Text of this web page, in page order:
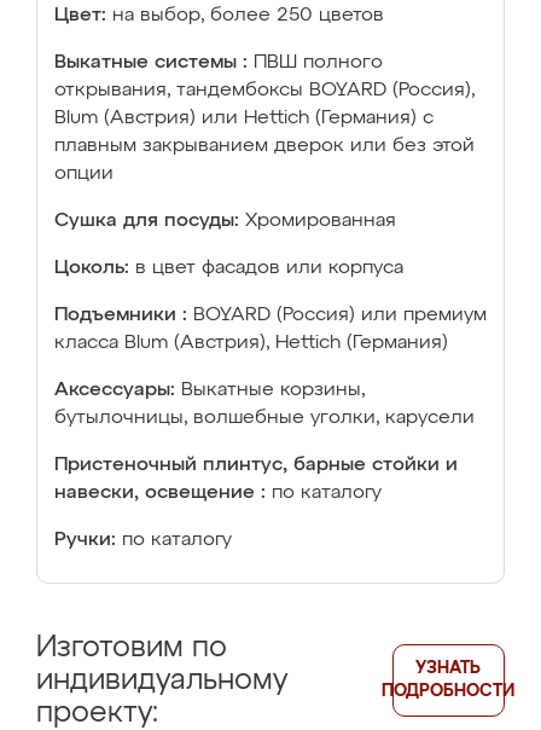
Цвет: на выбор, более 250 цветов
Выкатные системы :
ПВШ полного
открывания, тандембоксы BOYARD (Россия),
Blum (Австрия) или Hettich (Германия) с
плавным закрыванием дверок или без этой
опции
Сушка для посуды: Хромированная
Цоколь: в цвет фасадов или корпуса
Подъемники : BOYARD (Россия) или премиум
класса Blum (Австрия), Hettich (Германия)
Аксессуары: Выкатные корзины,
бутылочницы, волшебные уголки, карусели
Пристеночный плинтус, барные стойки и
навески, освещение : по каталогу
Ручки: по каталогу
Изготовим по
индивидуальному
проекту:
УЗНАТЬ
ПОДРОБНОСТИ